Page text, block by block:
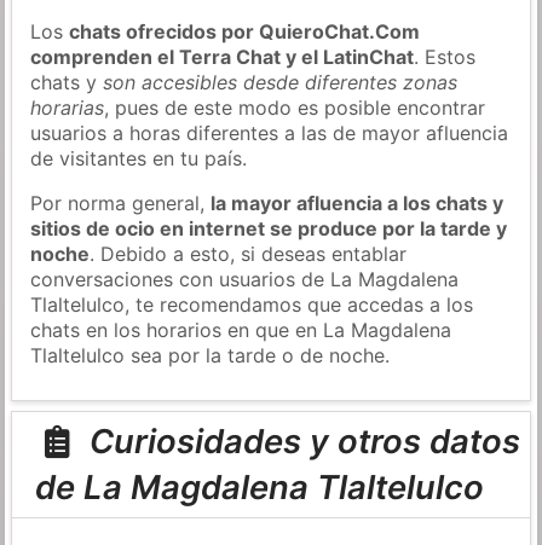
Loschats ofrecidos por QuieroChat.Com
comprenden el Terra Chat y el LatinChat. Estos
chats yson accesibles desde diferentes zonas
horarias, pues de este modo es posible encontrar
usuarios a horas diferentes a las de mayor afluencia
de visitantes en tu país.
Por norma general, la mayor afluencia a los chats y
sitios de ocio en internet se produce por la tarde y
noche. Debido a esto, si deseas entablar
conversaciones con usuarios de La Magdalena
Tlaltelulco, te recomendamos que accedas a los
chats en los horarios en que en La Magdalena
Tlaltelulco sea por la tarde o de noche.
Curiosidades y otros datos
de La Magdalena Tlaltelulco